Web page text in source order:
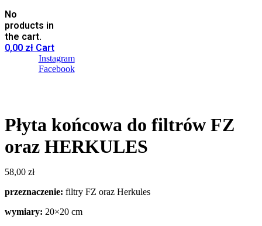
No
products in
the cart.
0,00 zł Cart
Instagram
Facebook
Płyta końcowa do filtrów FZ
oraz HERKULES
58,00 zł
przeznaczenie: filtry FZ oraz Herkules
wymiary: 20×20 cm